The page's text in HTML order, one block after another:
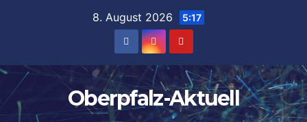
8. August 2026 5:17
Oberpfalz-Aktuell